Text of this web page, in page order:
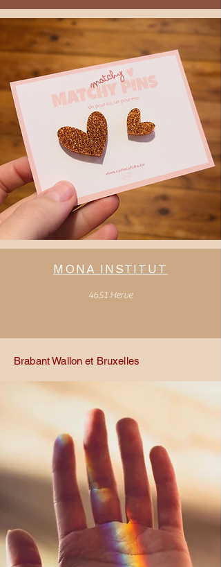
MONA INSTITUT
4651 Herve
Brabant Wallon et Bruxelles